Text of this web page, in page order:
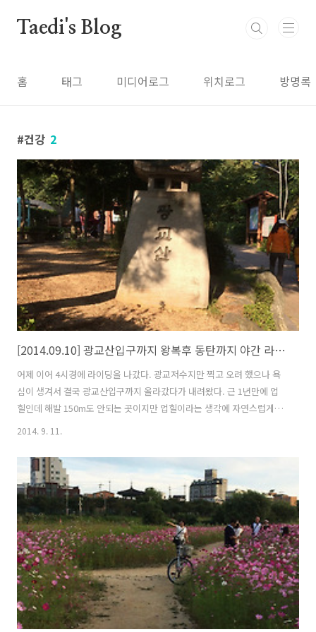
Taedi's Blog
홈 태그 미디어로그 위치로그 방명록
건강 2
[2014.09.10] 광교산입구까지 왕복후 동탄까지 야간 라이딩
어제 이어 4시경에 라이딩을 나갔다. 광교저수지만 찍고 오려 했으나 욕
심이 생겨서 결국 광교산입구까지 올라갔다가 내려왔다. 근 1년만에 업
힐인데 해발 150m도 안되는 곳이지만 업힐이라는 생각에 자연스럽게 몸
이 반응을 한다. 몇km 안되는 짧은 거리... 생각보다 금방 올라왔다. 벤치
사천리로 내려왔다. 광교저수지 입구에서 파는 호떡과 국화방 호떡은 기
름이 없어서 단백하고 맛있었다. 국화빵도 그런데로 먹을만 했다. 광교산
에서 시작된 수원천은 광교저수지에서 담수로 있다가 수원시의 중심을
흘러간다. 화홍문(華虹門) 근처 커피점에서 아메리카노를 주문했다. 또
휴식... 아메리카노 한잔 하면서 잠깐의 여유를 즐긴다. 얼핏 7~8년만에
대학교 후배..
2014. 9. 11.